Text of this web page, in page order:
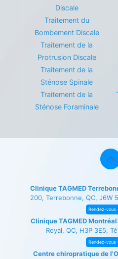
Discale
Traitement du
Bombement Discale
Traitement de la
Protrusion Discale
Traitement de la
Sténose Spinale
Traitement de la
Sténose Foraminale
Clinique TAGMED
200, Terrebonne, QC, J6W
Rendez-vous
Clinique TAGMED Montréal
Royal, QC, H3P 3E5,
Rendez-vous
Centre chiropratique de